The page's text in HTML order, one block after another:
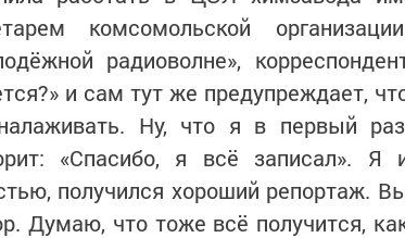
комсомольской
радиоволне»,
и сам тут же предупреждает,
Ну, что я в первый
«Спасибо, я всё записал». Я
получился хороший репортаж.
Думаю, что тоже всё получится,